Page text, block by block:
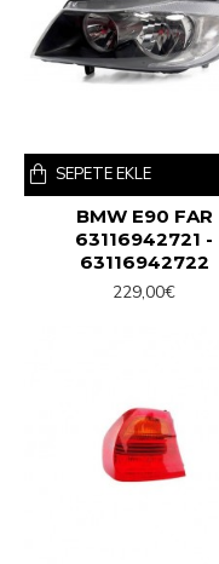
BMW E90 FAR
63116942721 -
63116942722
229,00€
SEPETE EKLE